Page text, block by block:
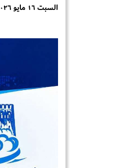
السبت ١٦ مايو ٢٠٢٦ الساعة ١١:٤٧ مساءً